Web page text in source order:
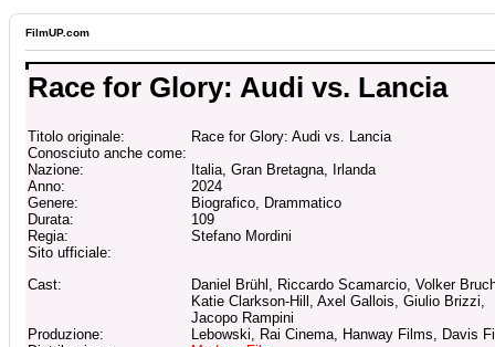
FilmUP.com
Race for Glory: Audi vs. Lancia
Titolo originale:
Race for Glory: Audi vs. Lancia
Conosciuto anche come:
Nazione:
Italia, Gran Bretagna, Irlanda
Anno:
2024
Genere:
Biografico, Drammatico
Durata:
109
Regia:
Stefano Mordini
Sito ufficiale:
Cast:
Daniel Brühl, Riccardo Scamarcio, Volker
Katie Clarkson-Hill, Axel Gallois, Giulio Brizzi,
Jacopo Rampini
Produzione:
Lebowski, Rai Cinema, Hanway Films, Davis